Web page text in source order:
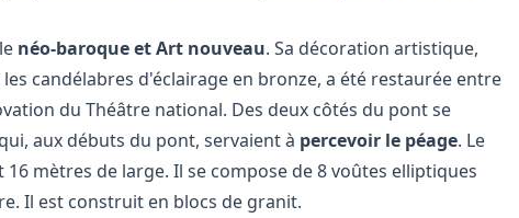
néo-baroque et Art nouveau. Sa décoration artistique,
candélabres d'éclairage en bronze, a été restaurée entre
du Théâtre national. Des deux côtés du pont se
aux débuts du pont, servaient à percevoir le péage. Le
mètres de large. Il se compose de 8 voûtes elliptiques
Il est construit en blocs de granit.